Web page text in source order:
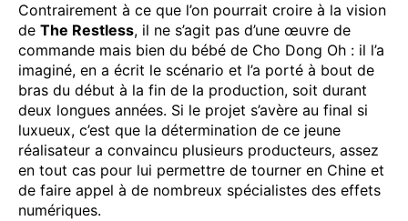
Contrairement à ce que l’on pourrait croire à la vision
de The Restless, il ne s’agit pas d’une œuvre de
commande mais bien du bébé de Cho Dong Oh : il l’a
imaginé, en a écrit le scénario et l’a porté à bout de
bras du début à la fin de la production, soit durant
deux longues années. Si le projet s’avère au final si
luxueux, c’est que la détermination de ce jeune
réalisateur a convaincu plusieurs producteurs, assez
en tout cas pour lui permettre de tourner en Chine et
de faire appel à de nombreux spécialistes des effets
numériques.